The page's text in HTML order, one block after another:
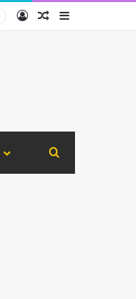
Log InRandom Article
Sidebar
Search for